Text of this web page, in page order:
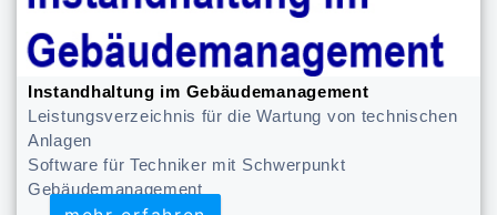
Instandhaltung im Gebäudemanagement
Leistungsverzeichnis für die Wartung von technischen
Anlagen
Software für Techniker mit Schwerpunkt
Gebäudemanagement